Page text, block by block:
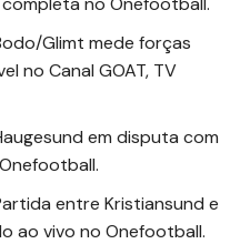
Glimt mede forças
no Canal GOAT, TV
em disputa com
entre Kristiansund e
ao vivo no Onefootball.